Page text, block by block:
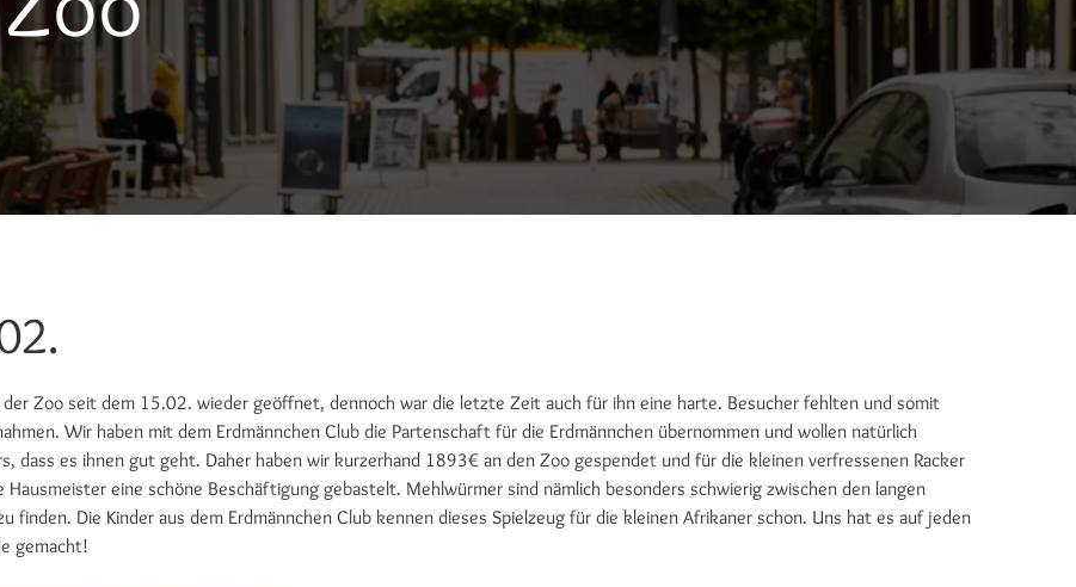
Zoo seit dem 15.02. wieder geöffnet, dennoch war die letzte Zeit auch für ihn eine harte. Besucher fehlten und somit
Wir haben mit dem Erdmännchen Club die Partenschaft für die Erdmännchen übernommen und wollen natürlich
dass es ihnen gut geht. Daher haben wir kurzerhand 1893€ an den Zoo gespendet und für die kleinen verfressenen Racker
Hausmeister eine schöne Beschäftigung gebastelt. Mehlwürmer sind nämlich besonders schwierig zwischen den langen
finden. Die Kinder aus dem Erdmännchen Club kennen dieses Spielzeug für die kleinen Afrikaner schon. Uns hat es auf jeden
gemacht!